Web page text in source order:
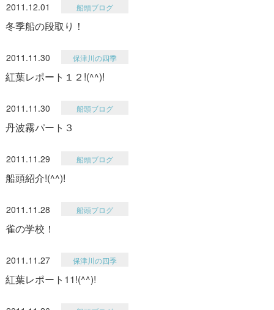
2011.12.01 船頭ブログ
冬季船の段取り！
2011.11.30 保津川の四季
紅葉レポート１２!(^^)!
2011.11.30 船頭ブログ
丹波霧パート３
2011.11.29 船頭ブログ
船頭紹介!(^^)!
2011.11.28 船頭ブログ
雀の学校！
2011.11.27 保津川の四季
紅葉レポート11!(^^)!